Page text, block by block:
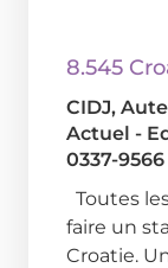
8.545
CIDJ,
Actuel -
0337-9566
Toutes
faire un
Croatie.